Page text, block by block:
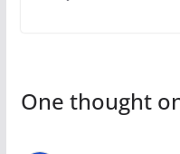
One thought